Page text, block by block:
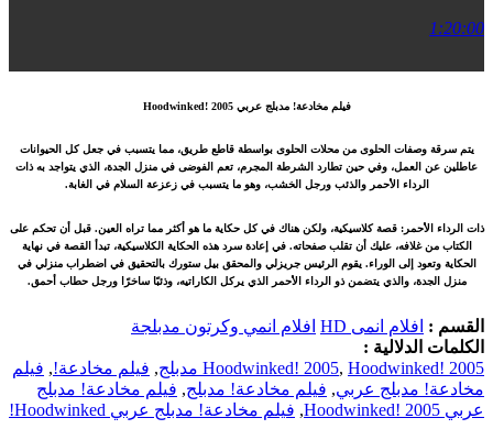
1:20:00
فيلم مخادعة! مدبلج عربي Hoodwinked! 2005
يتم سرقة وصفات الحلوى من محلات الحلوى بواسطة قاطع طريق، مما يتسبب في جعل كل الحيوانات
عاطلين عن العمل، وفي حين تطارد الشرطة المجرم، تعم الفوضى في منزل الجدة، الذي يتواجد به ذات
الرداء الأحمر والذئب ورجل الخشب، وهو ما يتسبب في زعزعة السلام في الغابة.
ذات الرداء الأحمر: قصة كلاسيكية، ولكن هناك في كل حكاية ما هو أكثر مما تراه العين. قبل أن تحكم على
الكتاب من غلافه، عليك أن تقلب صفحاته. في إعادة سرد هذه الحكاية الكلاسيكية، تبدأ القصة في نهاية
الحكاية وتعود إلى الوراء. يقوم الرئيس جريزلي والمحقق بيل ستورك بالتحقيق في اضطراب منزلي في
منزل الجدة، والذي يتضمن ذو الرداء الأحمر الذي يركل الكاراتيه، وذئبًا ساخرًا ورجل حطاب أحمق.
القسم : افلام انمى HD
افلام انمي وكرتون مدبلجة
الكلمات الدلالية :
Hoodwinked! 2005, Hoodwinked! 2005 مدبلج , فيلم مخادعة!, فيلم
مخادعة! مدبلج عربي, فيلم مخادعة! مدبلج, فيلم مخادعة! مدبلج
عربي Hoodwinked! 2005
, فيلم مخادعة! مدبلج عربي Hoodwinked!